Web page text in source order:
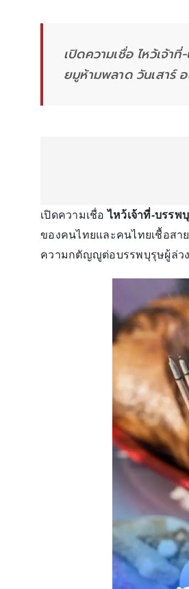
เปิดความเชื่อ ไหว้เจ้า
ยมูห้ามพลาด วันเสาร์
เปิดความเชื่อไหว้เจ้าที่-บรรพ
ของคนไทยและคนไทยเชื้อสา
ความกตัญญูต่อบรรพบุรุษผู้ล่ว